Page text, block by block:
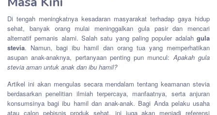
Di tengah meningkatnya kesadaran masyarakat terhadap gaya hidup
sehat, banyak orang mulai meninggalkan gula pasir dan mencari
alternatif pemanis alami. Salah satu yang paling populer adalah gula
stevia. Namun, bagi ibu hamil dan orang tua yang memperhatikan
asupan anak-anaknya, pertanyaan penting pun muncul:Apakah gula
stevia aman untuk anak dan ibu hamil?
Artikel ini akan mengulas secara mendalam tentang keamanan stevia
berdasarkan penelitian ilmiah terpercaya, manfaatnya, serta anjuran
konsumsinya bagi ibu hamil dan anak-anak. Bagi Anda pelaku usaha
atau calon pebisnis produk sehat, ini juga akan menjadi referensi